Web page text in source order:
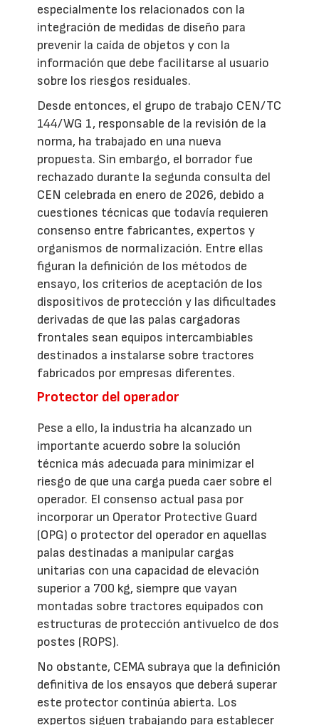
especialmente los relacionados con la
integración de medidas de diseño para
prevenir la caída de objetos y con la
información que debe facilitarse al usuario
sobre los riesgos residuales.
Desde entonces, el grupo de trabajo CEN/TC
144/WG 1, responsable de la revisión de la
norma, ha trabajado en una nueva
propuesta. Sin embargo, el borrador fue
rechazado durante la segunda consulta del
CEN celebrada en enero de 2026, debido a
cuestiones técnicas que todavía requieren
consenso entre fabricantes, expertos y
organismos de normalización. Entre ellas
figuran la definición de los métodos de
ensayo, los criterios de aceptación de los
dispositivos de protección y las dificultades
derivadas de que las palas cargadoras
frontales sean equipos intercambiables
destinados a instalarse sobre tractores
fabricados por empresas diferentes.
Protector del operador
Pese a ello, la industria ha alcanzado un
importante acuerdo sobre la solución
técnica más adecuada para minimizar el
riesgo de que una carga pueda caer sobre el
operador. El consenso actual pasa por
incorporar un Operator Protective Guard
(OPG) o protector del operador en aquellas
palas destinadas a manipular cargas
unitarias con una capacidad de elevación
superior a 700 kg, siempre que vayan
montadas sobre tractores equipados con
estructuras de protección antivuelco de dos
postes (ROPS).
No obstante, CEMA subraya que la definición
definitiva de los ensayos que deberá superar
este protector continúa abierta. Los
expertos siguen trabajando para establecer